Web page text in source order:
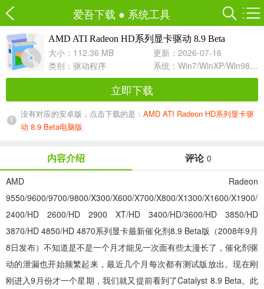
爱吾下载 ● 系统工具
AMD ATI Radeon HD系列显卡驱动 8.9 Beta
8.9 Beta For Vista/Vista-64
大小：112.36 MB
更新：2026-07-16
类别： 驱动程序 系统：Win7/WinXP/Win98/Win8/Win10兼容软件
立即下载
没有对应的安卓版，点击下载的是： AMD ATI Radeon HD系列显卡驱
动 8.9 Beta电脑版
内容介绍 评论 0
AMD Radeon
9550/9600/9700/9800/X300/X600/X700/X800/X1300/X1600/X1900/
2400/HD 2600/HD 2900 XT/HD 3400/HD/3600/HD 3850/HD
3870/HD 4850/HD 4870系列显卡最新催化剂8.9 Beta版（2008年9月
8日发布）不知道是不是一个月才能见一次面有些太漫长了，催化剂驱
动的泄漏也开始频繁起来，最近几个月每次都有测试版放出。现在刚
刚进入9月份才一个星期，我们就又提前看到了Catalyst 8.9 Beta。此